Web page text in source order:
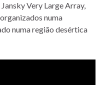
Very Large Array,
numa
numa região desértica